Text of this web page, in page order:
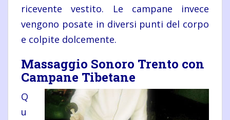
ricevente vestito. Le campane invece
vengono posate in diversi punti del corpo
e colpite dolcemente.
Massaggio Sonoro Trento con
Campane Tibetane
Q
u